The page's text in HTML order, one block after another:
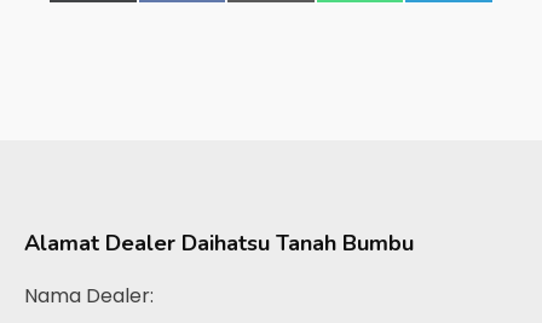
Alamat Dealer Daihatsu Tanah Bumbu
Nama Dealer: